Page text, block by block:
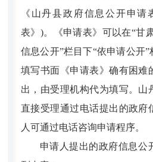
《山丹县政府信息公开申
表》)。《申请表》可以在“甘
信息公开”栏目下“依申请公开”
填写书面《申请表》确有困难
出，由受理机构代为填写。山
直接受理通过电话提出的政府
人可通过电话咨询申请程序。
申请人提出的政府信息公